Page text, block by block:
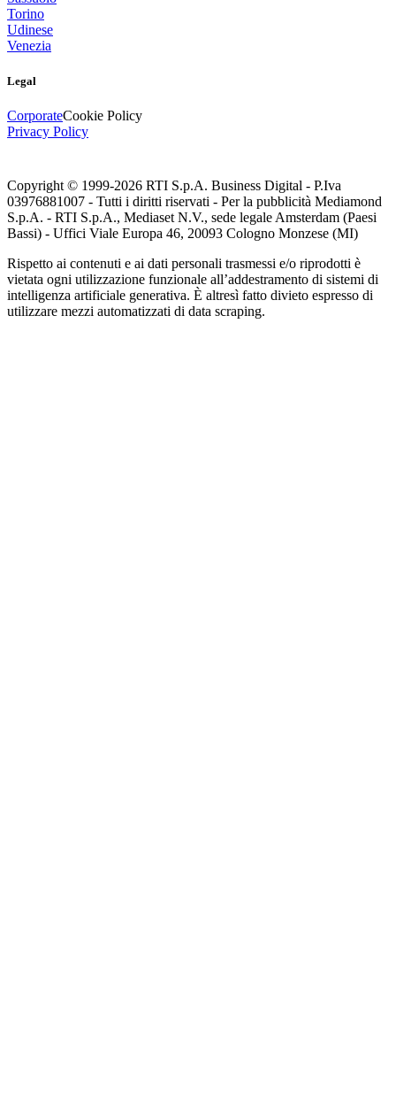
Torino
Udinese
Venezia
Legal
CorporateCookie Policy
Privacy Policy
Copyright © 1999-2026 RTI S.p.A. Business Digital - P.Iva
03976881007 - Tutti i diritti riservati - Per la pubblicità Mediamond
S.p.A. - RTI S.p.A., Mediaset N.V., sede legale Amsterdam (Paesi
Bassi) - Uffici Viale Europa 46, 20093 Cologno Monzese (MI)
Rispetto ai contenuti e ai dati personali trasmessi e/o riprodotti è
vietata ogni utilizzazione funzionale all’addestramento di sistemi di
intelligenza artificiale generativa. È altresì fatto divieto espresso di
utilizzare mezzi automatizzati di data scraping.